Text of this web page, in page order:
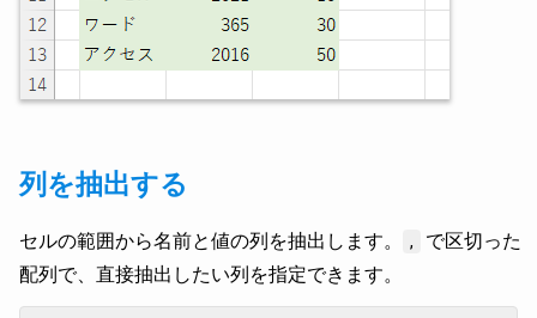
列を抽出する
セルの範囲から名前と値の列を抽出します。 ,
で区切った
配列で、直接抽出したい列を指定できます。